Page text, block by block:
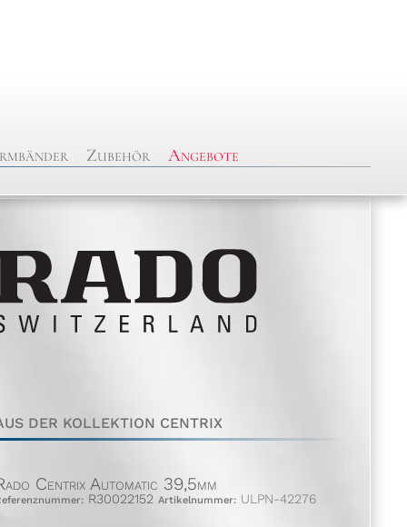
Zubehör Angebote
DER KOLLEKTION CENTRIX
Centrix Automatic 39,5mm
R30022152 Artikelnummer:ULPN-42276